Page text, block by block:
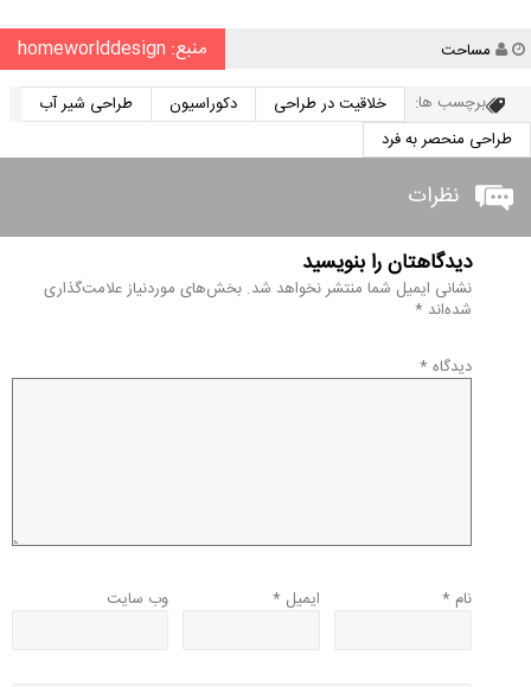
نویسنده
مساحت منبع: homeworlddesign
برچسب ها: خلاقیت در طراحی دکوراسیون
طراحی شیر آب
طراحی منحصر به فرد
نظرات
دیدگاهتان را بنویسید
نشانی ایمیل شما منتشر نخواهد شد. بخش‌های موردنیاز علامت‌گذاری
شده‌اند *
دیدگاه *
نام * ایمیل * وب‌ سایت